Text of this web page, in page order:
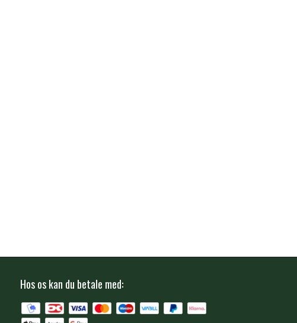
Hos os kan du betale med: